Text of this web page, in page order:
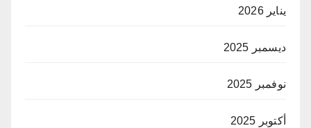
يناير 2026
ديسمبر 2025
نوفمبر 2025
أكتوبر 2025